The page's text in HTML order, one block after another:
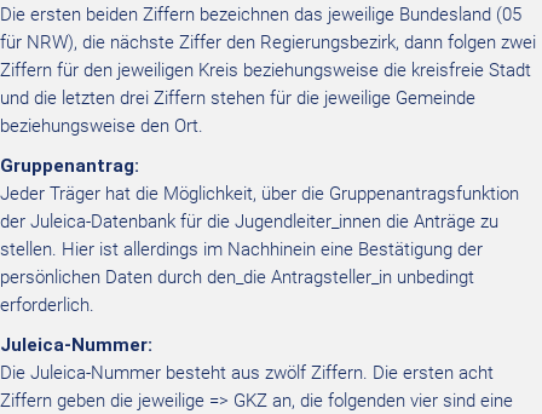
Die ersten beiden Ziffern bezeichnen das jeweilige Bundesland (05
für NRW), die nächste Ziffer den Regierungsbezirk, dann folgen zwei
Ziffern für den jeweiligen Kreis beziehungsweise die kreisfreie Stadt
und die letzten drei Ziffern stehen für die jeweilige Gemeinde
beziehungsweise den Ort.
Gruppenantrag:
Jeder Träger hat die Möglichkeit, über die Gruppenantragsfunktion
der Juleica-Datenbank für die Jugendleiter_innen die Anträge zu
stellen. Hier ist allerdings im Nachhinein eine Bestätigung der
persönlichen Daten durch den_die Antragsteller_in unbedingt
erforderlich.
Juleica-Nummer:
Die Juleica-Nummer besteht aus zwölf Ziffern. Die ersten acht
Ziffern geben die jeweilige => GKZ an, die folgenden vier sind eine